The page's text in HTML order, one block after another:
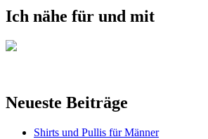
Ich nähe für und mit
Neueste Beiträge
Shirts und Pullis für Männer